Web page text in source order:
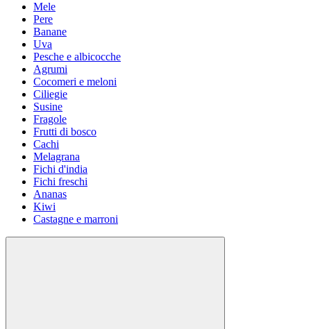
Mele
Pere
Banane
Uva
Pesche e albicocche
Agrumi
Cocomeri e meloni
Ciliegie
Susine
Fragole
Frutti di bosco
Cachi
Melagrana
Fichi d'india
Fichi freschi
Ananas
Kiwi
Castagne e marroni